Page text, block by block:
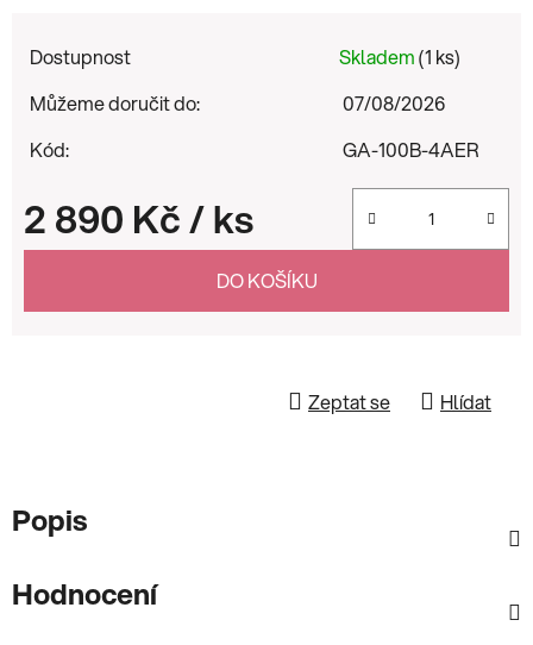
Dostupnost Skladem(1 ks)
Můžeme doručit do:
07/08/2026
Kód:
GA-100B-4AER
2 890 Kč/ ks
Měrná cena:
DO KOŠÍKU
Zeptat se Hlídat
Popis
Hodnocení